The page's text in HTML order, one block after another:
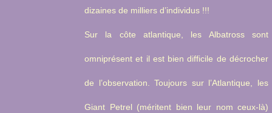
dizaines de milliers d’individus !!!
Sur la côte atlantique, les Albatross sont
omniprésent et il est bien difficile de décrocher
de l’observation. Toujours sur l’Atlantique, les
Giant Petrel (méritent bien leur nom ceux-là)